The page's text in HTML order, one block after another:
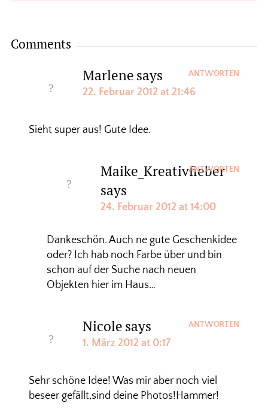
Comments
Marlenesays
22. Februar 2012 at 21:46
Sieht super aus! Gute Idee.
ANTWORTEN
Maike_Kreativfieber
says
24. Februar 2012 at 14:00
Dankeschön. Auch ne gute Geschenkidee
oder? Ich hab noch Farbe über und bin
schon auf der Suche nach neuen
Objekten hier im Haus…
ANTWORTEN
Nicolesays
1. März 2012 at 0:17
Sehr schöne Idee! Was mir aber noch viel
beseer gefällt,sind deine Photos!Hammer!
ANTWORTEN